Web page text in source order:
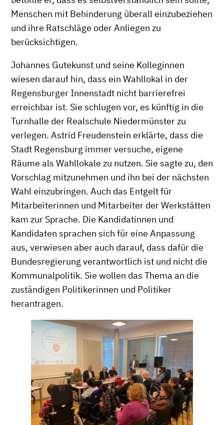
Menschen mit Behinderung überall einzubeziehen
und ihre Ratschläge oder Anliegen zu
berücksichtigen.
Johannes Gutekunst und seine Kolleginnen
wiesen darauf hin, dass ein Wahllokal in der
Regensburger Innenstadt nicht barrierefrei
erreichbar ist. Sie schlugen vor, es künftig in die
Turnhalle der Realschule Niedermünster zu
verlegen. Astrid Freudenstein erklärte, dass die
Stadt Regensburg immer versuche, eigene
Räume als Wahllokale zu nutzen. Sie sagte zu, den
Vorschlag mitzunehmen und ihn bei der nächsten
Wahl einzubringen. Auch das Entgelt für
Mitarbeiterinnen und Mitarbeiter der Werkstätten
kam zur Sprache. Die Kandidatinnen und
Kandidaten sprachen sich für eine Anpassung
aus, verwiesen aber auch darauf, dass dafür die
Bundesregierung verantwortlich ist und nicht die
Kommunalpolitik. Sie wollen das Thema an die
zuständigen Politikerinnen und Politiker
herantragen.